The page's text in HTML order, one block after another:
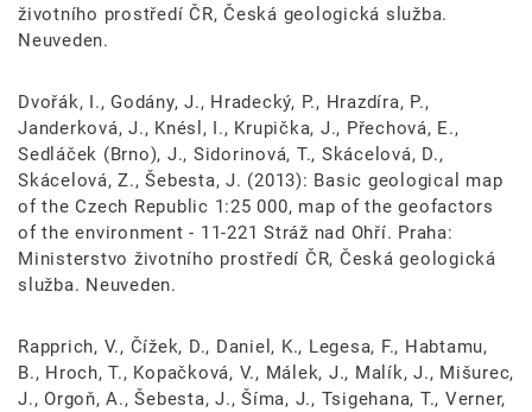
životního prostředí ČR, Česká geologická služba.
Neuveden.
Dvořák, I., Godány, J., Hradecký, P., Hrazdíra, P.,
Janderková, J., Knésl, I., Krupička, J., Přechová, E.,
Sedláček (Brno), J., Sidorinová, T., Skácelová, D.,
Skácelová, Z., Šebesta, J. (2013): Basic geological map
of the Czech Republic 1:25 000, map of the geofactors
of the environment - 11-221 Stráž nad Ohří. Praha:
Ministerstvo životního prostředí ČR, Česká geologická
služba. Neuveden.
Rapprich, V., Čížek, D., Daniel, K., Legesa, F., Habtamu,
B., Hroch, T., Kopačková, V., Málek, J., Malík, J., Mišurec,
J., Orgoň, A., Šebesta, J., Šíma, J., Tsigehana, T., Verner,